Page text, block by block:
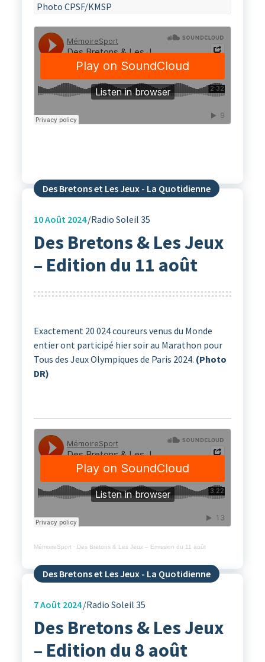
Photo CPSF/KMSP
Des Bretons et Les Jeux - La Quotidienne
10Août 2024 Radio Soleil 35
Des Bretons & Les Jeux
– Edition du 11 août
Exactement 20 024 coureurs venus du Monde
entier ont participé hier soir au Marathon pour
Tous des Jeux Olympiques de Paris 2024. (Photo
DR)
MémoireSport · Des Bretons & Les Jeux – Emission du 11 août
Des Bretons et Les Jeux - La Quotidienne
7Août 2024 Radio Soleil 35
Des Bretons & Les Jeux
– Edition du 8 août